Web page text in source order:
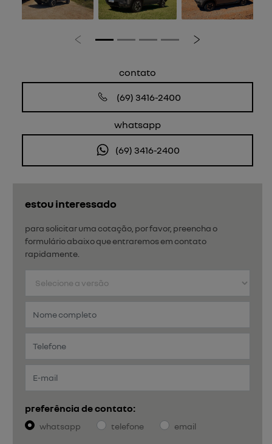
estou interessado
para solicitar uma cotação, por favor, preencha o
formulário abaixo que entraremos em contato
rapidamente.
preferência de contato:
whatsapp telefone email
Anterior Próximo
contato
(69) 3416-2400
whatsapp
(69) 3416-2400